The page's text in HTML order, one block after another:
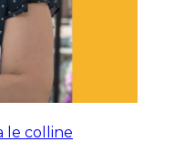
le colline